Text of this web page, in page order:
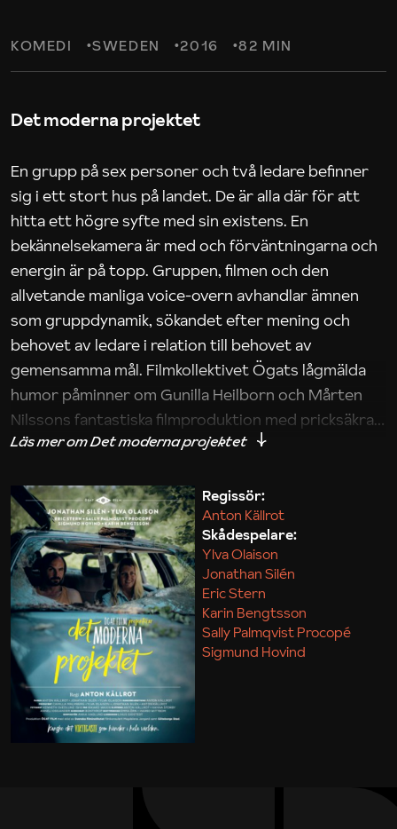
KOMEDI SWEDEN 2016 82 MIN
Det moderna projektet
En grupp på sex personer och två ledare befinner
sig i ett stort hus på landet. De är alla där för att
hitta ett högre syfte med sin existens. En
bekännelsekamera är med och förväntningarna och
energin är på topp. Gruppen, filmen och den
allvetande manliga voice-overn avhandlar ämnen
som gruppdynamik, sökandet efter mening och
behovet av ledare i relation till behovet av
gemensamma mål. Filmkollektivet Ögats lågmälda
humor påminner om Gunilla Heilborn och Mårten
Nilssons fantastiska filmproduktion med pricksäkra
iakttagelser om hur svårt det kan vara att omsätta
Maja Kekonius
Regissör:
Anton Källrot
Skådespelare:
Ylva Olaison
Jonathan Silén
Eric Stern
Karin Bengtsson
Sally Palmqvist Procopé
Sigmund Hovind